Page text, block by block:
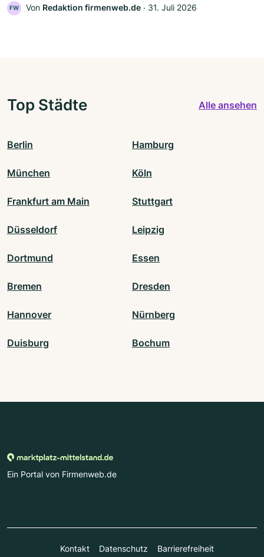
FW Von Redaktion firmenweb.de ‧ 31. Juli 2026
Top Städte Alle ansehen
Berlin Hamburg
München Köln
Frankfurt am Main Stuttgart
Düsseldorf Leipzig
Dortmund Essen
Bremen Dresden
Hannover Nürnberg
Duisburg Bochum
Ein Portal von Firmenweb.de
Kontakt Datenschutz Barrierefreiheit